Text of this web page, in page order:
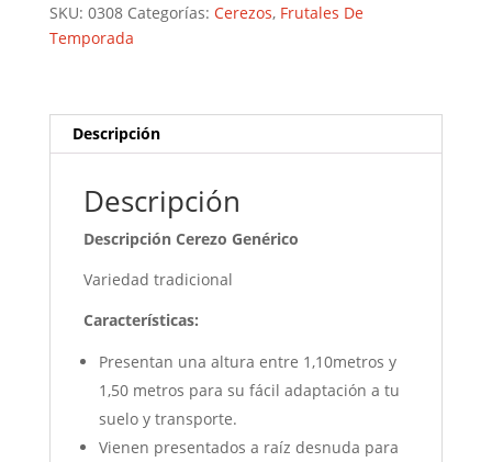
SKU: 0308 Categorías: Cerezos, Frutales De
Temporada
Descripción
Descripción
Descripción Cerezo Genérico
Variedad tradicional
Características:
Presentan una altura entre 1,10metros y
1,50 metros para su fácil adaptación a tu
suelo y transporte.
Vienen presentados a raíz desnuda para